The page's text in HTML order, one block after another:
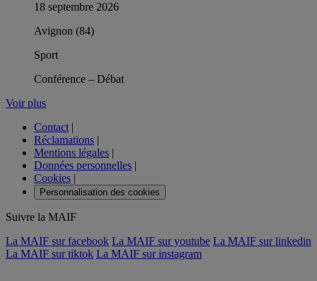
18 septembre 2026
Avignon (84)
Sport
Conférence – Débat
Voir plus
Contact |
Réclamations |
Mentions légales |
Données personnelles |
Cookies |
Personnalisation des cookies
Suivre la MAIF
La MAIF sur facebook La MAIF sur youtube La MAIF sur linkedin
La MAIF sur tiktok La MAIF sur instagram